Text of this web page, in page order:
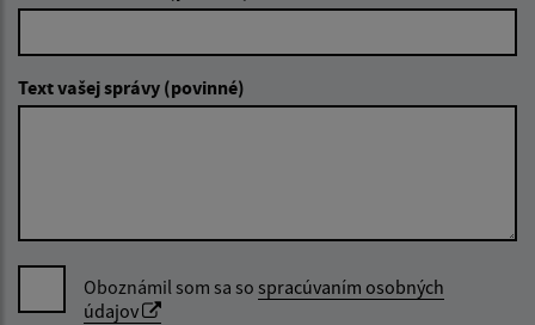
Text vašej správy (povinné)
Oboznámil som sa so spracúvaním osobných
údajov